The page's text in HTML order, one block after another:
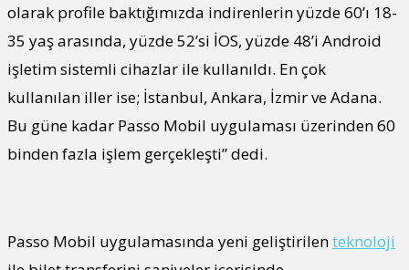
olarak profile baktığımızda indirenlerin yüzde 60’ı 18-
35 yaş arasında, yüzde 52’si İOS, yüzde 48’i Android
işletim sistemli cihazlar ile kullanıldı. En çok
kullanılan iller ise; İstanbul, Ankara, İzmir ve Adana.
Bu güne kadar Passo Mobil uygulaması üzerinden 60
binden fazla işlem gerçekleşti” dedi.
Passo Mobil uygulamasında yeni geliştirilenteknoloji